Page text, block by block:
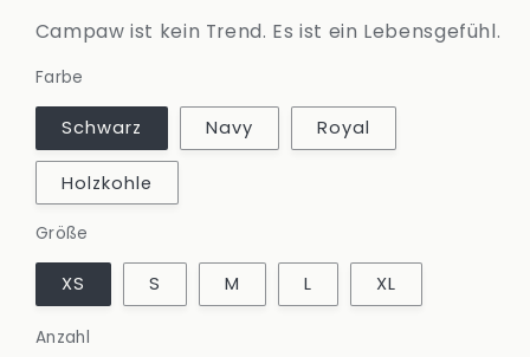
Campaw ist kein Trend. Es ist ein Lebensgefühl.
Farbe
Schwarz Navy Royal
Holzkohle
Größe
XS S M L XL
Anzahl
Anzahl